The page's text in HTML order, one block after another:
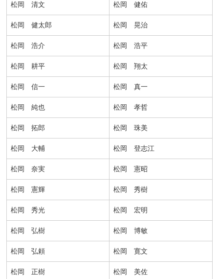
松岡 清文 松岡 健佑
松岡 健太郎 松岡 晃治
松岡 浩介 松岡 浩平
松岡 耕平 松岡 翔太
松岡 信一 松岡 真一
松岡 純也 松岡 孝哲
松岡 拓郎 松岡 珠美
松岡 大輔 松岡 登志江
松岡 奈実 松岡 憲昭
松岡 憲輝 松岡 秀樹
松岡 秀光 松岡 宏明
松岡 弘樹 松岡 博敏
松岡 弘頼 松岡 寛文
松岡 正樹 松岡 美佐